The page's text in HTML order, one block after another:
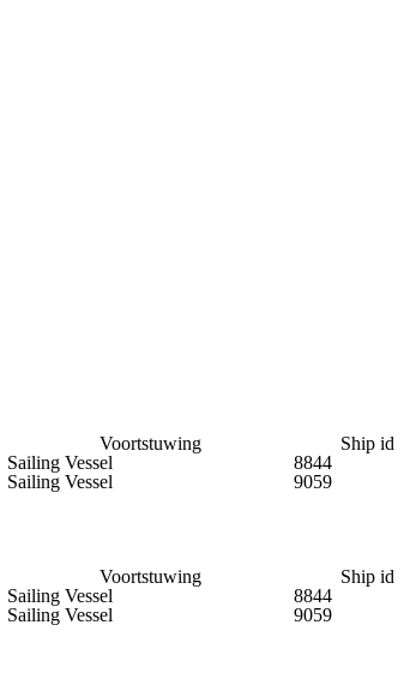
Voortstuwing
Ship id
Sailing Vessel 8844
Sailing Vessel 9059
Voortstuwing
Ship id
Sailing Vessel 8844
Sailing Vessel 9059